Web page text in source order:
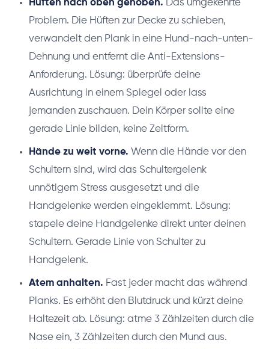
Hüften nach oben gehoben. Das umgekehrte
Problem. Die Hüften zur Decke zu schieben,
verwandelt den Plank in eine Hund-nach-unten-
Dehnung und entfernt die Anti-Extensions-
Anforderung. Lösung: überprüfe deine
Ausrichtung in einem Spiegel oder lass
jemanden zuschauen. Dein Körper sollte eine
gerade Linie bilden, keine Zeltform.
Hände zu weit vorne. Wenn die Hände vor den
Schultern sind, wird das Schultergelenk
unnötigem Stress ausgesetzt und die
Handgelenke werden eingeklemmt. Lösung:
stapele deine Handgelenke direkt unter deinen
Schultern. Gerade Linie von Schulter zu
Handgelenk.
Atem anhalten. Fast jeder macht das während
Planks. Es erhöht den Blutdruck und kürzt deine
Haltezeit ab. Lösung: atme 3 Zählzeiten durch die
Nase ein, 3 Zählzeiten durch den Mund aus.